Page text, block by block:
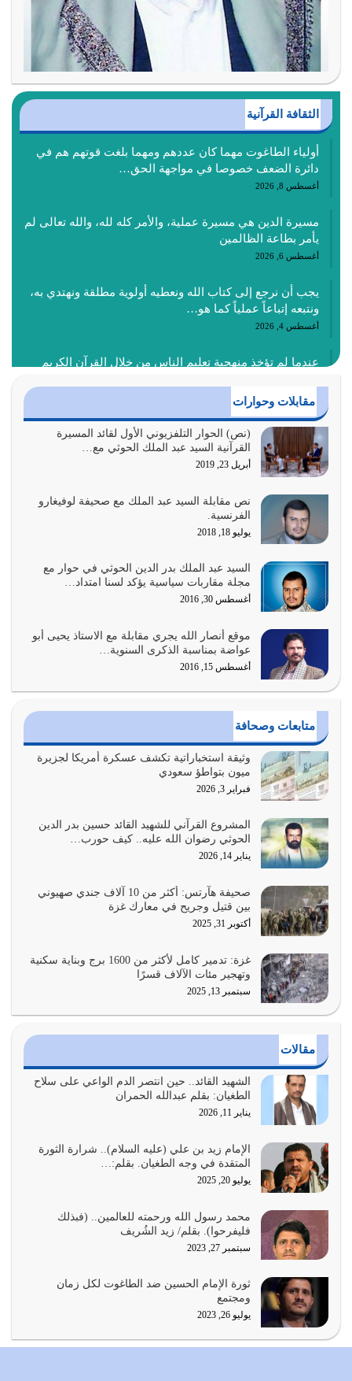
الثقافة القرآنية
أولياء الطاغوت مهما كان عددهم ومهما بلغت قوتهم هم في
دائرة الضعف خصوصا في مواجهة الحق…
أغسطس 8, 2026
مسيرة الدين هي مسيرة عملية، والأمر كله لله، والله تعالى لم
يأمر بطاعة الظالمين
أغسطس 6, 2026
يجب أن نرجع إلى كتاب الله ونعطيه أولوية مطلقة ونهتدي به،
ونتبعه إتباعاً عملياً كما هو…
أغسطس 4, 2026
عندما لم تؤخذ منهجية تعليم الناس من خلال القرآن الكريم
أغسطس 3, 2026
الغاية من الصلاة هو ذكر الله (أقم الصلاة لذكري) إضافة إلى
{وَأَعِدُّوا لَهُمْ مَا…
أغسطس 2, 2026
السبب الرئيسي لشقاء الأمة الابتعاد عن كتاب الله والتعدي
لحدود الله بالإضافات للدين
أغسطس 1, 2026
أبرز أسباب الشقاء هو الإعراض عن ذكر الله وعن هدى الله
المتمثل في القرآن الكريم
يوليو 31, 2026
أولياء الشيطان كلما كانوا أكثر ولاءً وطاعة للشيطان كلما كانوا
أكثر ضعفاً
يوليو 30, 2026
وعد الله تعالى من يُقتل في سبيله بالحياة الأبدية والرزق
والاستبشار والنجاة والخلود في…
يوليو 29, 2026
القرآن الكريم هو أهم مصدر لمعرفة رسول الله معرفة سيرته
معرفة شخصيته معرفة عظمته
يوليو 28, 2026
هل نحن من الصالحين؟ قيِّم نفسك هنا اترك القرآن على أصله
وأعرض نفسك، وأعرض ما لديك على…
يوليو 27, 2026
عندما يكون عدوك هو عدو الله معناه أن تكون نقاط الضعف
فيه كثيرة وسينصرك الله عليه إذا…
يوليو 26, 2026
أراد الله لهذه الأمة ان تكون خير امة أخرجت للناس بالنهوض
الدين الذي شرعه الله لا يجوز أن يخضع لآرائنا وأهوائنا
واجتهاداتنا لأننا سنختلف ونتفرق
يوليو 24, 2026
أمة عاجزة عن النهوض…
يوليو 23, 2026
بحبل الله جميعاً وليس كل…
يوليو 22, 2026
يشاء ويذل من يشاء
يوليو 21, 2026
{إِنَّ الدِّينَ عِنْدَ اللَّهِ الْإسْلامُ} الدين الذي شرعه الله للناس في
مقابلات وحوارات
(نص) الحوار التلفزيوني الأول لقائد المسيرة
القرآنية السيد عبد الملك الحوثي مع…
أبريل 23, 2019
نص مقابلة السيد عبد الملك مع صحيفة لوفيغارو
الفرنسية.
يوليو 18, 2018
السيد عبد الملك بدر الدين الحوثي في حوار مع
مجلة مقاربات سياسية يؤكد لسنا امتداد…
أغسطس 30, 2016
موقع أنصار الله يجري مقابلة مع الاستاذ يحيى أبو
عواضة بمناسبة الذكرى السنوية…
أغسطس 15, 2016
متابعات وصحافة
وثيقة استخباراتية تكشف عسكرة أمريكا لجزيرة
ميون بتواطؤ سعودي
فبراير 3, 2026
المشروع القرآني للشهيد القائد حسين بدر الدين
الحوثي رضوان الله عليه.. كيف حورب…
يناير 14, 2026
صحيفة هآرتس: أكثر من 10 آلاف جندي صهيوني
بين قتيل وجريح في معارك غزة
أكتوبر 31, 2025
غزة: تدمير كامل لأكثر من 1600 برج وبناية سكنية
وتهجير مئات الآلاف قسرًا
سبتمبر 13, 2025
مقالات
الشهيد القائد.. حين انتصر الدم الواعي على سلاح
الطغيان: بقلم عبدالله الحمران
يناير 11, 2026
الإمام زيد بن علي (عليه السلام).. شرارة الثورة
المتقدة في وجه الطغيان. بقلم:…
يوليو 20, 2025
محمد رسول الله ورحمته للعالمين.. (فبذلك
فليفرحوا). بقلم/ زيد الشُريف
سبتمبر 27, 2023
ثورة الإمام الحسين ضد الطاغوت لكل زمان
ومجتمع
يوليو 26, 2023